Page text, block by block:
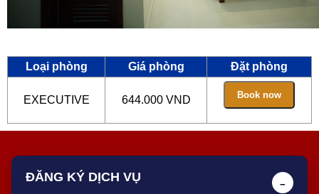
Loại phòng Giá phòng Đặt phòng
EXECUTIVE 644.000 VND
ĐĂNG KÝ DỊCH VỤ
−